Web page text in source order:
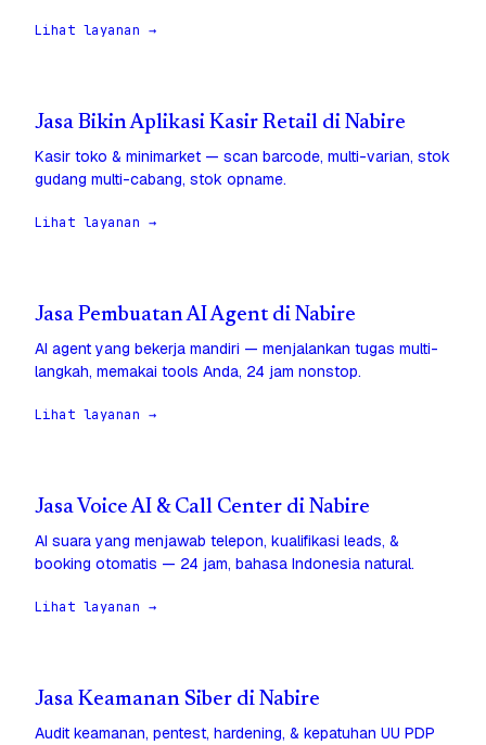
Lihat layanan →
Jasa Bikin Aplikasi Kasir Retail di Nabire
Kasir toko & minimarket — scan barcode, multi-varian, stok
gudang multi-cabang, stok opname.
Lihat layanan →
Jasa Pembuatan AI Agent di Nabire
AI agent yang bekerja mandiri — menjalankan tugas multi-
langkah, memakai tools Anda, 24 jam nonstop.
Lihat layanan →
Jasa Voice AI & Call Center di Nabire
AI suara yang menjawab telepon, kualifikasi leads, &
booking otomatis — 24 jam, bahasa Indonesia natural.
Lihat layanan →
Jasa Keamanan Siber di Nabire
Audit keamanan, pentest, hardening, & kepatuhan UU PDP